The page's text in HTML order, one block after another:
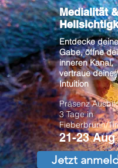
Medialität &
Entdecke deine
Gabe, öffne
inneren Kanal,
vertraue deiner
Intuition
Präsenz
3 Tage in
Fieberbrunn/
21-23 Aug
Jetzt